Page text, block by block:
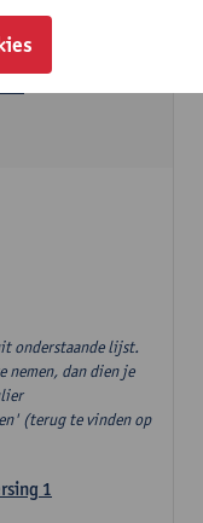
onderstaande lijst.
nemen, dan dien je
(terug te vinden op
1